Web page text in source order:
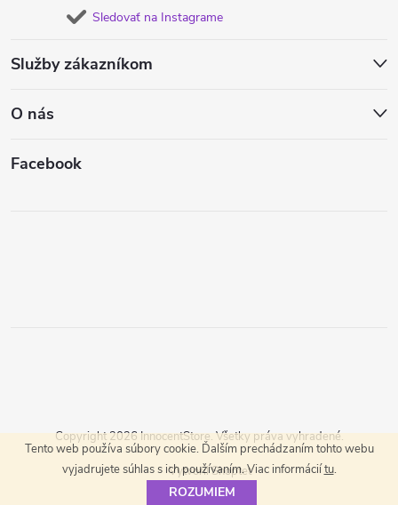
Tento web používa súbory cookie. Ďalším prechádzaním tohto webu
vyjadrujete súhlas s ich používaním. Viac informáciítu.
ROZUMIEM
Sledovať na Instagrame
Služby zákazníkom
O nás
Facebook
Vytvoril Shoptet
Copyright 2026 InnocentStore. Všetky práva vyhradené.